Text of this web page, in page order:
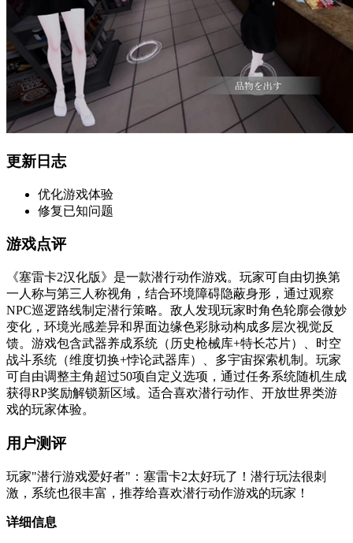
更新日志
优化游戏体验
修复已知问题
游戏点评
《塞雷卡2汉化版》是一款潜行动作游戏。玩家可自由切换第
一人称与第三人称视角，结合环境障碍隐蔽身形，通过观察
NPC巡逻路线制定潜行策略。敌人发现玩家时角色轮廓会微妙
变化，环境光感差异和界面边缘色彩脉动构成多层次视觉反
馈。游戏包含武器养成系统（历史枪械库+特长芯片）、时空
战斗系统（维度切换+悖论武器库）、多宇宙探索机制。玩家
可自由调整主角超过50项自定义选项，通过任务系统随机生成
获得RP奖励解锁新区域。适合喜欢潜行动作、开放世界类游
戏的玩家体验。
用户测评
玩家"潜行游戏爱好者"：塞雷卡2太好玩了！潜行玩法很刺
激，系统也很丰富，推荐给喜欢潜行动作游戏的玩家！
详细信息